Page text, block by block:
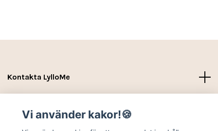
Kontakta LylloMe
Vi använder kakor!🍪